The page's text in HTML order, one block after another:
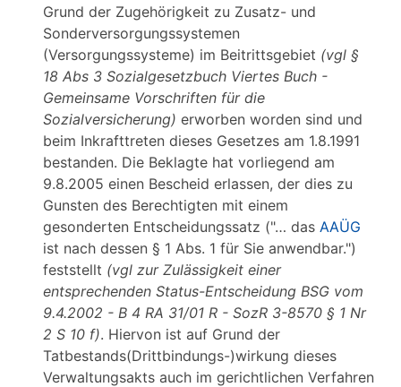
Grund der Zugehörigkeit zu Zusatz- und
Sonderversorgungssystemen
(Versorgungssysteme) im Beitrittsgebiet (vgl §
18 Abs 3 Sozialgesetzbuch Viertes Buch -
Gemeinsame Vorschriften für die
Sozialversicherung) erworben worden sind und
beim Inkrafttreten dieses Gesetzes am 1.8.1991
bestanden. Die Beklagte hat vorliegend am
9.8.2005 einen Bescheid erlassen, der dies zu
Gunsten des Berechtigten mit einem
gesonderten Entscheidungssatz ("… das AAÜG
ist nach dessen § 1 Abs. 1 für Sie anwendbar.")
feststellt (vgl zur Zulässigkeit einer
entsprechenden Status-Entscheidung BSG vom
9.4.2002 - B 4 RA 31/01 R - SozR 3-8570 § 1 Nr
2 S 10 f). Hiervon ist auf Grund der
Tatbestands(Drittbindungs-)wirkung dieses
Verwaltungsakts auch im gerichtlichen Verfahren